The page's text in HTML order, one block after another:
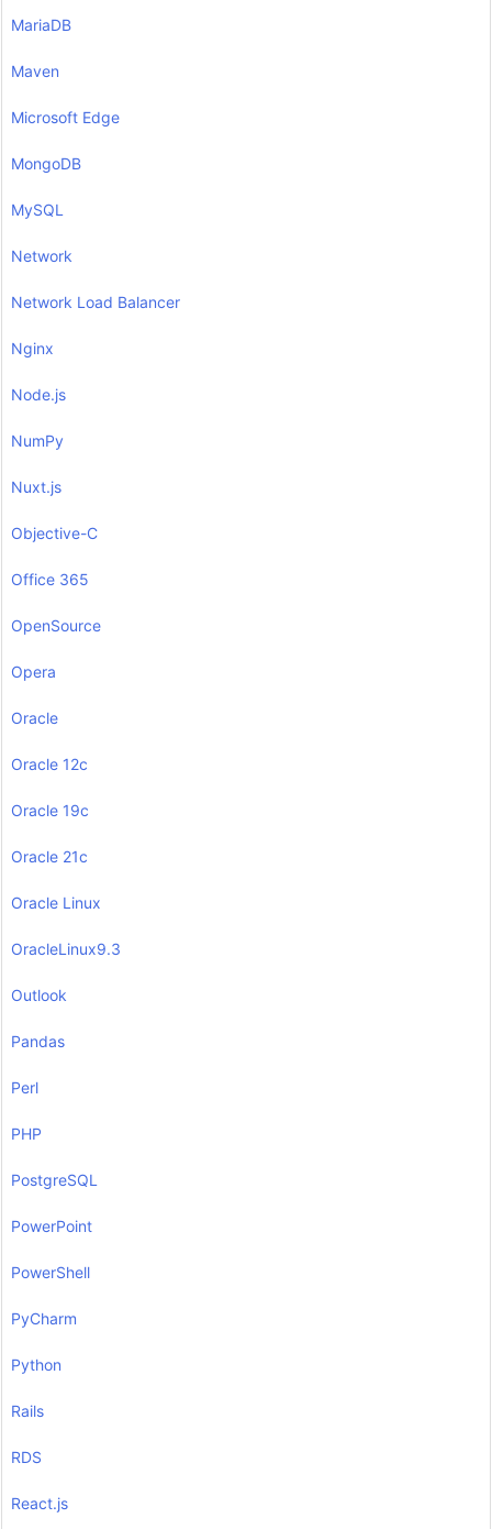
MariaDB
Maven
Microsoft Edge
MongoDB
MySQL
Network
Network Load Balancer
Nginx
Node.js
NumPy
Nuxt.js
Objective-C
Office 365
OpenSource
Opera
Oracle
Oracle 12c
Oracle 19c
Oracle 21c
Oracle Linux
OracleLinux9.3
Outlook
Pandas
Perl
PHP
PostgreSQL
PowerPoint
PowerShell
PyCharm
Python
Rails
RDS
React.js